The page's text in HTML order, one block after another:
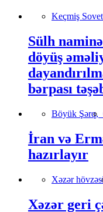
Keçmiş
Sülh
döyüş
bərpası
Böyük Şərq,
İran və
hazırlayır
Xəzər
Xəzər geri